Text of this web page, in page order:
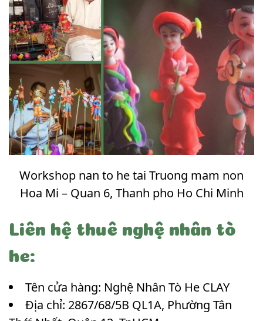
Workshop nan to he tai Truong mam non
Hoa Mi – Quan 6, Thanh pho Ho Chi Minh
Liên hệ thuê nghệ nhân tò
he:
Tên cửa hàng: Nghệ Nhân Tò He CLAY
Địa chỉ: 2867/68/5B QL1A, Phường Tân